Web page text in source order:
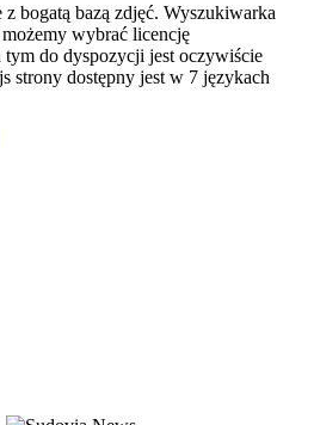
bogatą bazą zdjęć. Wyszukiwarka
wybrać licencję
do dyspozycji jest oczywiście
strony dostępny jest w 7 językach